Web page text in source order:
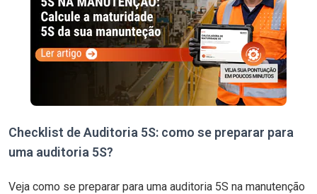
Checklist de Auditoria 5S: como se preparar para
uma auditoria 5S?
Veja como se preparar para uma auditoria 5S na manutenção